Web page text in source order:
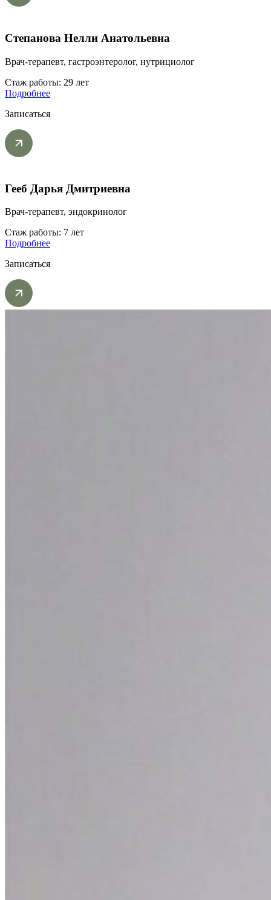
Степанова Нелли Анатольевна
Врач-терапевт, гастроэнтеролог, нутрициолог
Стаж работы: 29 лет
Подробнее
Записаться
Гееб Дарья Дмитриевна
Врач-терапевт, эндокринолог
Стаж работы: 7 лет
Подробнее
Записаться